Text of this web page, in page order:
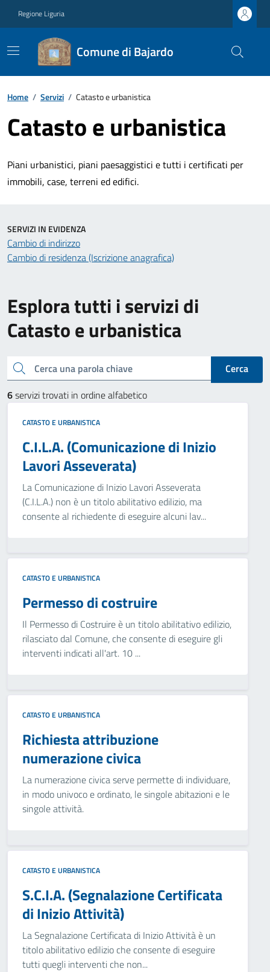
Regione Liguria
Comune di Bajardo
Home / Servizi / Catasto e urbanistica
Catasto e urbanistica
Piani urbanistici, piani paesaggistici e tutti i certificati per
immobili, case, terreni ed edifici.
Esplora tutti i servizi di
Catasto e urbanistica
Cerca una parola chiave
Cerca
6servizi trovati in ordine alfabetico
CATASTO E URBANISTICA
C.I.L.A. (Comunicazione di Inizio
Lavori Asseverata)
La Comunicazione di Inizio Lavori Asseverata
(C.I.L.A.) non è un titolo abilitativo edilizio, ma
consente al richiedente di eseguire alcuni lav...
CATASTO E URBANISTICA
Permesso di costruire
Il Permesso di Costruire è un titolo abilitativo edilizio,
rilasciato dal Comune, che consente di eseguire gli
interventi indicati all'art. 10 ...
CATASTO E URBANISTICA
Richiesta attribuzione
numerazione civica
La numerazione civica serve permette di individuare,
in modo univoco e ordinato, le singole abitazioni e le
singole attività.
CATASTO E URBANISTICA
S.C.I.A. (Segnalazione Certificata
di Inizio Attività)
La Segnalazione Certificata di Inizio Attività è un
titolo abilitativo edilizio che consente di eseguire
tutti quegli interventi che non...
SERVIZI IN EVIDENZA
Cambio di indirizzo
Cambio di residenza (Iscrizione anagrafica)